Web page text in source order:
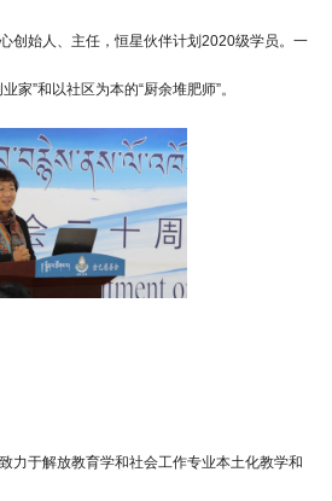
创始人、主任，恒星伙伴计划2020级学员。一
家”和以社区为本的“厨余堆肥师”。
力于解放教育学和社会工作专业本土化教学和